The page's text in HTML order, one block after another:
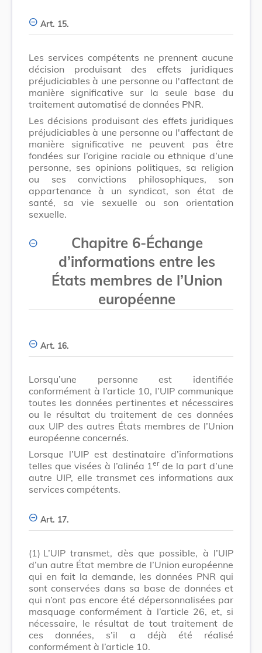
Art. 15.
Les services compétents ne prennent aucune
décision produisant des effets juridiques
préjudiciables à une personne ou l'affectant de
manière significative sur la seule base du
traitement automatisé de données PNR.
Les décisions produisant des effets juridiques
préjudiciables à une personne ou l'affectant de
manière significative ne peuvent pas être
fondées sur l’origine raciale ou ethnique d’une
personne, ses opinions politiques, sa religion
ou ses convictions philosophiques, son
appartenance à un syndicat, son état de
santé, sa vie sexuelle ou son orientation
sexuelle.
Chapitre 6-Échange
d’informations entre les
États membres de l’Union
européenne
Art. 16.
Lorsqu’une personne est identifiée
conformément à l’article 10, l’UIP communique
toutes les données pertinentes et nécessaires
ou le résultat du traitement de ces données
aux UIP des autres États membres de l’Union
européenne concernés.
Lorsque l’UIP est destinataire d’informations
telles que visées à l’alinéa 1erde la part d’une
autre UIP, elle transmet ces informations aux
services compétents.
Art. 17.
(1) L’UIP transmet, dès que possible, à l’UIP
d’un autre État membre de l’Union européenne
qui en fait la demande, les données PNR qui
sont conservées dans sa base de données et
qui n’ont pas encore été dépersonnalisées par
masquage conformément à l’article 26, et, si
nécessaire, le résultat de tout traitement de
ces données, s’il a déjà été réalisé
conformément à l’article 10.